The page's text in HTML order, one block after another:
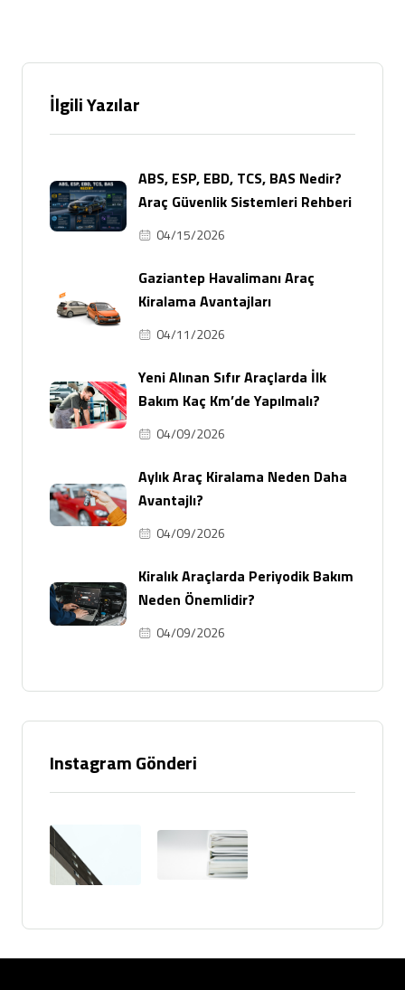
İlgili Yazılar
ABS, ESP, EBD, TCS, BAS Nedir?
Araç Güvenlik Sistemleri Rehberi
04/15/2026
Gaziantep Havalimanı Araç
Kiralama Avantajları
04/11/2026
Yeni Alınan Sıfır Araçlarda İlk
Bakım Kaç Km’de Yapılmalı?
04/09/2026
Aylık Araç Kiralama Neden Daha
Avantajlı?
04/09/2026
Kiralık Araçlarda Periyodik Bakım
Neden Önemlidir?
04/09/2026
Instagram Gönderi